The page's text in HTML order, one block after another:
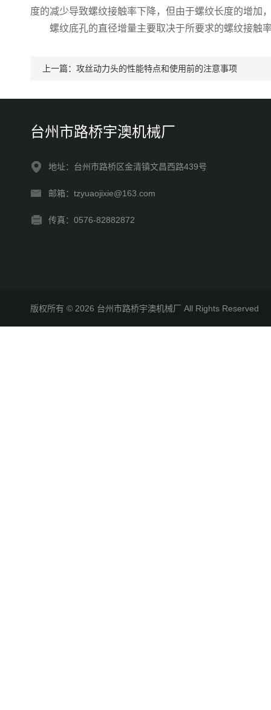
度的减少导致螺纹接触率下降，但由于螺纹长度的增加
螺纹底孔的直径增量主要取决于所要求的螺纹接触率
上一篇： 攻丝动力头的性能特点和使用前的注意事项
台州市路桥宇澳机械厂
地址：台州市路桥区金清镇文昌西路439号
邮箱：tzyuaojixie@163.com
传真：0576-82882872
版权所有 © 2026 台州市路桥宇澳机械厂 All Rights